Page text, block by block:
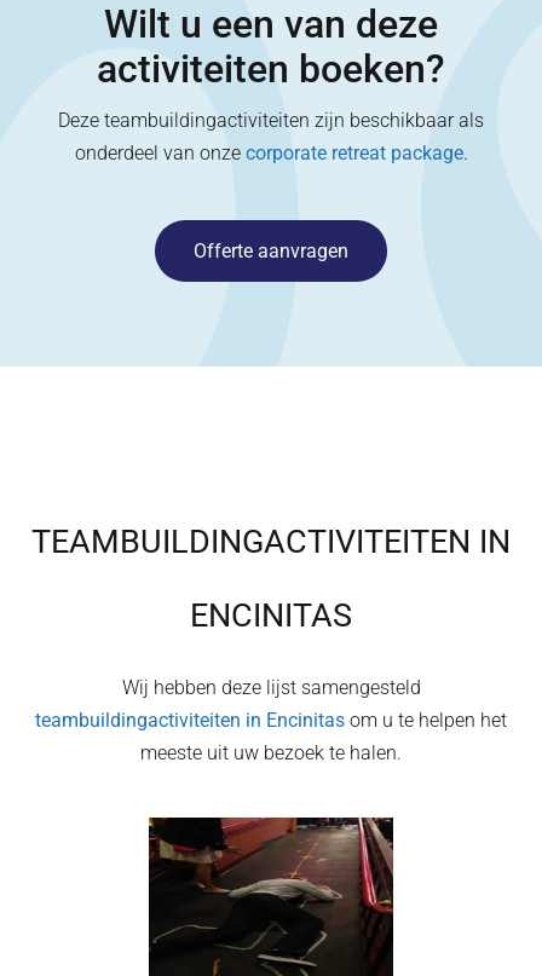
Wilt u een van deze
activiteiten boeken?
Deze teambuildingactiviteiten zijn beschikbaar als
onderdeel van onze corporate retreat package.
Offerte aanvragen
TEAMBUILDINGACTIVITEITEN IN
ENCINITAS
Wij hebben deze lijst samengesteld
teambuildingactiviteiten in Encinitas om u te helpen het
meeste uit uw bezoek te halen.